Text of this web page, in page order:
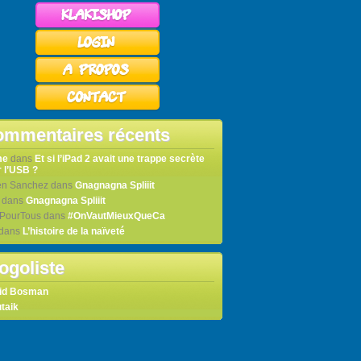
récents
dans Et si l’iPad 2 avait une trappe secrète
l’USB ?
Sanchez dans Gnagnagna Spliiit
dans Gnagnagna Spliiit
dans #OnVautMieuxQueCa
L’histoire de la naïveté
Bosman